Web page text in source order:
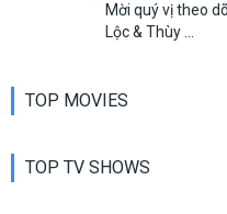
Mời quý vị theo
Lộc & Thùy ...
TOP MOVIES
TOP TV SHOWS